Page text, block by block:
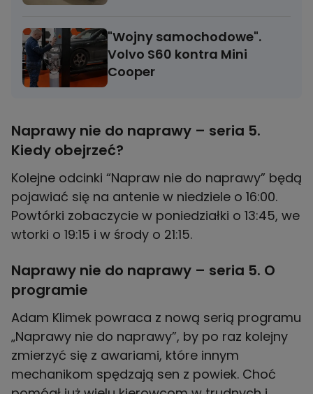
"Wojny samochodowe".
Volvo S60 kontra Mini
Cooper
Naprawy nie do naprawy – seria 5.
Kiedy obejrzeć?
Kolejne odcinki “Napraw nie do naprawy” będą
pojawiać się na antenie w niedziele o 16:00.
Powtórki zobaczycie w poniedziałki o 13:45, we
wtorki o 19:15 i w środy o 21:15.
Naprawy nie do naprawy – seria 5. O
programie
Adam Klimek powraca z nową serią programu
„Naprawy nie do naprawy”, by po raz kolejny
zmierzyć się z awariami, które innym
mechanikom spędzają sen z powiek. Choć